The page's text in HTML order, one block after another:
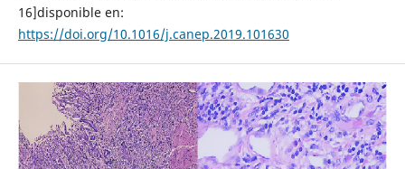
16]disponible en:
https://doi.org/10.1016/j.canep.2019.101630